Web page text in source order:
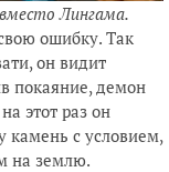
Лингама.
ошибку. Так
он видит
покаяние, демон
этот раз он
камень с условием,
на землю.